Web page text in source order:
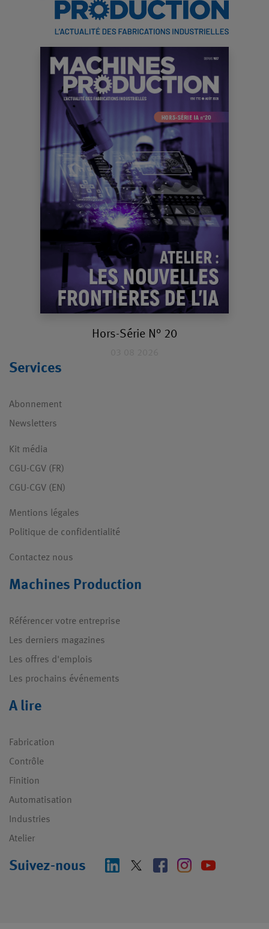
Hors-Série N° 20
Services
Abonnement
Newsletters
Kit média
CGU-CGV (FR)
CGU-CGV (EN)
Mentions légales
Politique de confidentialité
Contactez nous
Machines Production
Référencer votre entreprise
Les derniers magazines
Les offres d'emplois
Les prochains événements
A lire
Fabrication
Contrôle
Finition
Automatisation
Industries
Atelier
Suivez-nous